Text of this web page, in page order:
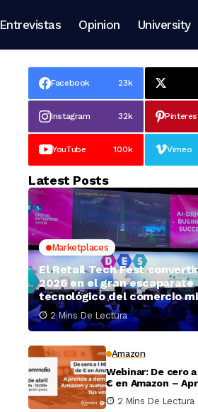
Entrevistas Opinion University
Facebook 23k
Instagram 32k
YouTube 100k Vimeo
Latest Posts
Marketplaces
El Retail Tech Fest
2026 en el gran escaparate
tecnológico del comercio
2 Mins De Lectura
Amazon
Webinar: De cero
€ en Amazon –
dominar Amazon y
tus ventas
2 Mins De Lectura